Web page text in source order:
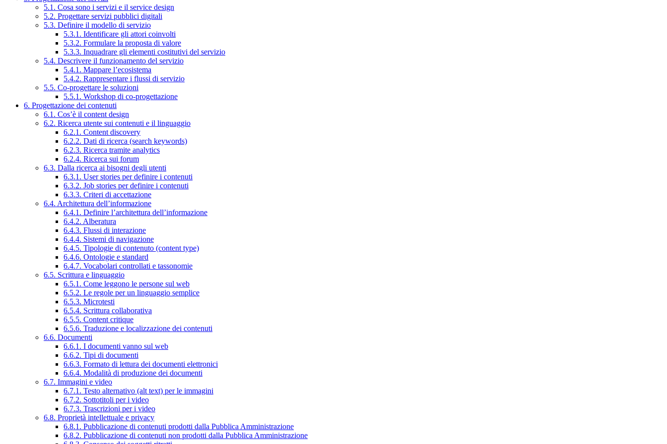
5.1. Cosa sono i servizi e il service design
5.2. Progettare servizi pubblici digitali
5.3. Definire il modello di servizio
5.3.1. Identificare gli attori coinvolti
5.3.2. Formulare la proposta di valore
5.3.3. Inquadrare gli elementi costitutivi del servizio
5.4. Descrivere il funzionamento del servizio
5.4.1. Mappare l’ecosistema
5.4.2. Rappresentare i flussi di servizio
5.5. Co-progettare le soluzioni
5.5.1. Workshop di co-progettazione
6. Progettazione dei contenuti
6.1. Cos’è il content design
6.2. Ricerca utente sui contenuti e il linguaggio
6.2.1. Content discovery
6.2.2. Dati di ricerca (search keywords)
6.2.3. Ricerca tramite analytics
6.2.4. Ricerca sui forum
6.3. Dalla ricerca ai bisogni degli utenti
6.3.1. User stories per definire i contenuti
6.3.2. Job stories per definire i contenuti
6.3.3. Criteri di accettazione
6.4. Architettura dell’informazione
6.4.1. Definire l’architettura dell’informazione
6.4.2. Alberatura
6.4.3. Flussi di interazione
6.4.4. Sistemi di navigazione
6.4.5. Tipologie di contenuto (content type)
6.4.6. Ontologie e standard
6.4.7. Vocabolari controllati e tassonomie
6.5. Scrittura e linguaggio
6.5.1. Come leggono le persone sul web
6.5.2. Le regole per un linguaggio semplice
6.5.3. Microtesti
6.5.4. Scrittura collaborativa
6.5.5. Content critique
6.5.6. Traduzione e localizzazione dei contenuti
6.6. Documenti
6.6.1. I documenti vanno sul web
6.6.2. Tipi di documenti
6.6.3. Formato di lettura dei documenti elettronici
6.6.4. Modalità di produzione dei documenti
6.7. Immagini e video
6.7.1. Testo alternativo (alt text) per le immagini
6.7.2. Sottotitoli per i video
6.7.3. Trascrizioni per i video
6.8. Proprietà intellettuale e privacy
6.8.1. Pubblicazione di contenuti prodotti dalla Pubblica Amministrazione
6.8.2. Pubblicazione di contenuti non prodotti dalla Pubblica Amministrazione